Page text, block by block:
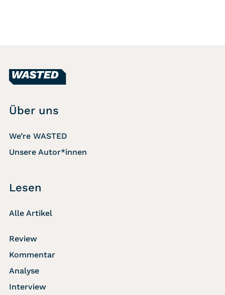
Über uns
We’re WASTED
Unsere Autor*innen
Lesen
Alle Artikel
Review
Kommentar
Analyse
Interview